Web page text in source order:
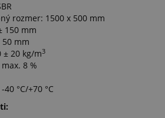
rozmer: 1500 x 500 mm
150 mm
mm
± 20 kg/m3
8 %
°C/+70 °C